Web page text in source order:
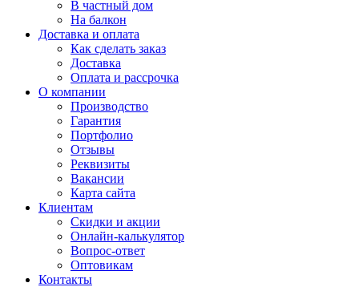
В частный дом
На балкон
Доставка и оплата
Как сделать заказ
Доставка
Оплата и рассрочка
О компании
Производство
Гарантия
Портфолио
Отзывы
Реквизиты
Вакансии
Карта сайта
Клиентам
Скидки и акции
Онлайн-калькулятор
Вопрос-ответ
Оптовикам
Контакты